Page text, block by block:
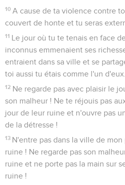
10 A cause de ta violence contre
couvert de honte et tu seras
11 Le jour où tu te tenais en face
inconnus emmenaient ses
entraient dans sa ville et se
toi aussi tu étais comme l'un d'eux.
12 Ne regarde pas avec plaisir le
son malheur ! Ne te réjouis pas
jour de leur ruine et n'ouvre pas
de la détresse !
13 N'entre pas dans la ville de
ruine ! Ne regarde pas son
ruine et ne porte pas la main sur
ruine !